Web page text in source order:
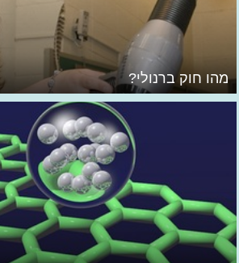
מהו חוק ברנולי?